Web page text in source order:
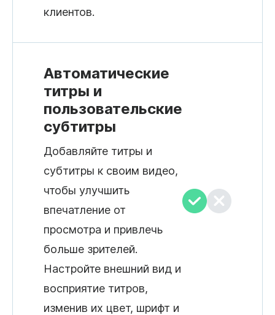
клиентов.
Автоматические
титры и
пользовательские
субтитры
Добавляйте титры и
субтитры к своим видео,
чтобы улучшить
впечатление от
просмотра и привлечь
больше зрителей.
Настройте внешний вид и
восприятие титров,
изменив их цвет, шрифт и